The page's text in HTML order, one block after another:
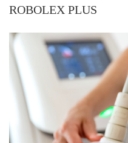
ROBOLEX PLUS